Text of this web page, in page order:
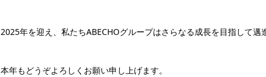
2025年を迎え、私たちABECHOグループはさらなる成長を目指して邁
本年もどうぞよろしくお願い申し上げます。